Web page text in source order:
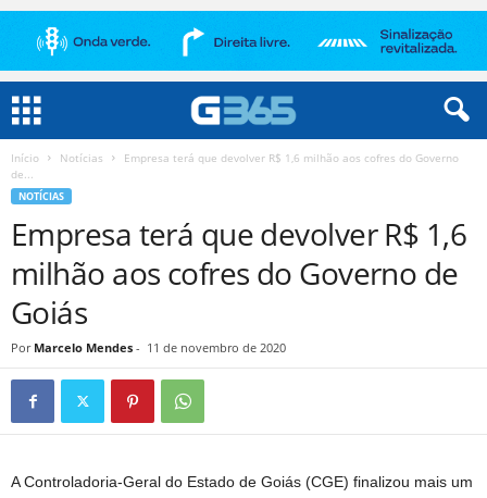
Início Notícias
Empresa terá que devolver R$ 1,6 milhão aos cofres do Governo
de...
NOTÍCIAS
Empresa terá que devolver R$ 1,6
milhão aos cofres do Governo de
Goiás
Por Marcelo Mendes - 11 de novembro de 2020
A Controladoria-Geral do Estado de Goiás (CGE) finalizou mais um